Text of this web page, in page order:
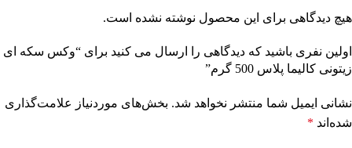
هیچ دیدگاهی برای این محصول نوشته نشده است.
اولین نفری باشید که دیدگاهی را ارسال می کنید برای “وکس سکه ای
زیتونی کالیما پلاس 500 گرم”
نشانی ایمیل شما منتشر نخواهد شد. بخش‌های موردنیاز علامت‌گذاری
شده‌اند *